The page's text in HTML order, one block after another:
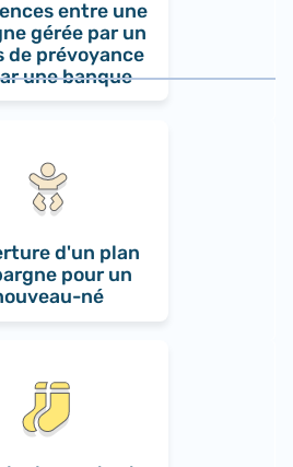
entre une
gérée par un
de prévoyance
une banque
d'un plan
pour un
né